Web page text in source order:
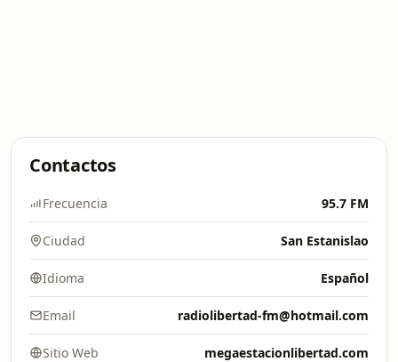
Contactos
Frecuencia 95.7 FM
Ciudad San Estanislao
Idioma Español
Email radiolibertad-fm@hotmail.com
Sitio Web megaestacionlibertad.com